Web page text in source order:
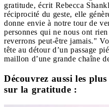
gratitude, écrit Rebecca
réciprocité du geste, elle
donne envie à notre tour de
personnes qui ne nous ont
reverrons peut-être jamais."
tête au détour d’un passage
maillon d’une grande chaîne
Découvrez aussi les
sur la gratitude :